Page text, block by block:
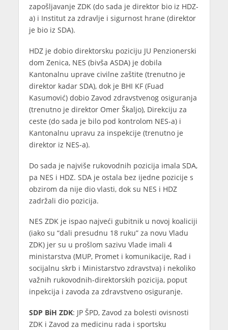
zapošljavanje ZDK (do sada je direktor bio iz HDZ-
a) i Institut za zdravlje i sigurnost hrane (direktor
je bio iz SDA).
HDZ je dobio direktorsku poziciju JU Penzionerski
dom Zenica, NES (bivša ASDA) je dobila
Kantonalnu uprave civilne zaštite (trenutno je
direktor kadar SDA), dok je BHI KF (Fuad
Kasumović) dobio Zavod zdravstvenog osiguranja
(trenutno je direktor Omer Škaljo), Direkciju za
ceste (do sada je bilo pod kontrolom NES-a) i
Kantonalnu upravu za inspekcije (trenutno je
direktor iz NES-a).
Do sada je najviše rukovodnih pozicija imala SDA,
pa NES i HDZ. SDA je ostala bez ijedne pozicije s
obzirom da nije dio vlasti, dok su NES i HDZ
zadržali dio pozicija.
NES ZDK je ispao najveći gubitnik u novoj koaliciji
(iako su “dali presudnu 18 ruku” za novu Vladu
ZDK) jer su u prošlom sazivu Vlade imali 4
ministarstva (MUP, Promet i komunikacije, Rad i
socijalnu skrb i Ministarstvo zdravstva) i nekoliko
važnih rukovodnih-direktorskih pozicija, poput
inpekcija i zavoda za zdravstveno osiguranje.
SDP BiH ZDK: JP ŠPD, Zavod za bolesti ovisnosti
ZDK i Zavod za medicinu rada i sportsku